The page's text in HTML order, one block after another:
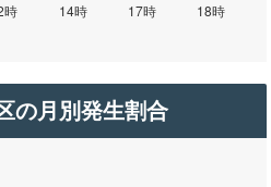
の月別発生割合